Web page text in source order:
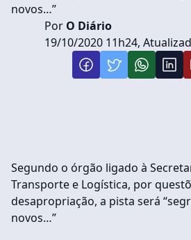
novos…”
Por O Diário
19/10/2020 11h24,
Segundo o órgão ligado à
Transporte e Logística, por
desapropriação, a pista será
novos…”